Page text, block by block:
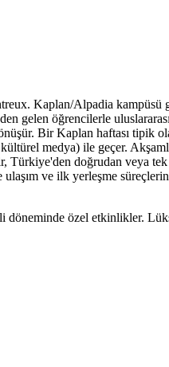
Kaplan/Alpadia
öğrencilerle
Bir Kaplan haftası tipik
medya) ile geçer.
doğrudan veya tek
ve ilk yerleşme
döneminde özel etkinlikler.